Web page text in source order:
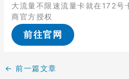
大流量不限速流量卡就在172号
商官方授权
前往官网
← 前一篇文章